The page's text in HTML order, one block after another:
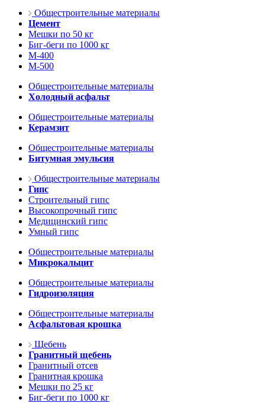
Общестроительные материалы
Цемент
Мешки по 50 кг
Биг-беги по 1000 кг
М-400
М-500
Общестроительные материалы
Холодный асфальт
Общестроительные материалы
Керамзит
Общестроительные материалы
Битумная эмульсия
Общестроительные материалы
Гипс
Строительный гипс
Высокопрочный гипс
Медицинский гипс
Умный гипс
Общестроительные материалы
Микрокальцит
Общестроительные материалы
Гидроизоляция
Общестроительные материалы
Асфальтовая крошка
Щебень
Гранитный щебень
Гранитный отсев
Гранитная крошка
Мешки по 25 кг
Биг-беги по 1000 кг